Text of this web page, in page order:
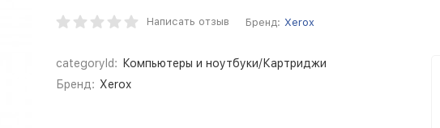
Написать отзыв Бренд: Xerox
categoryId:
Компьютеры и ноутбуки/Картриджи
Бренд: Xerox